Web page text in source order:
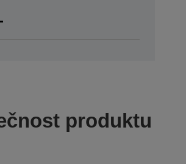
produktu